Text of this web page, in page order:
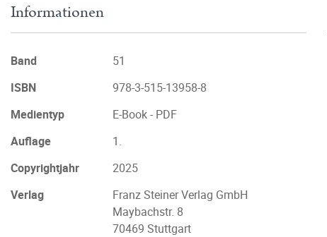
Informationen
Band
51
ISBN
978-3-515-13958-8
Medientyp
E-Book - PDF
Auflage
1.
Copyrightjahr
2025
Verlag
Franz Steiner Verlag GmbH
Maybachstr. 8
70469 Stuttgart